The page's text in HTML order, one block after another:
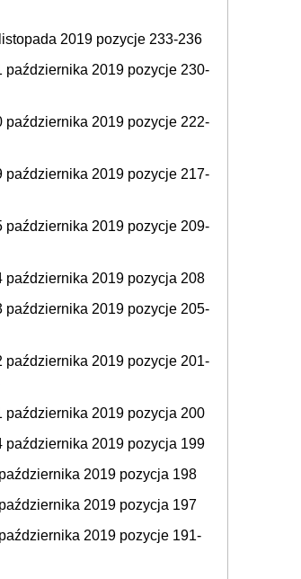
2019 pozycje 233-236
października 2019 pozycje 230-
października 2019 pozycje 222-
października 2019 pozycje 217-
października 2019 pozycje 209-
października 2019 pozycja 208
października 2019 pozycje 205-
października 2019 pozycje 201-
października 2019 pozycja 200
października 2019 pozycja 199
2019 pozycja 198
2019 pozycja 197
2019 pozycje 191-